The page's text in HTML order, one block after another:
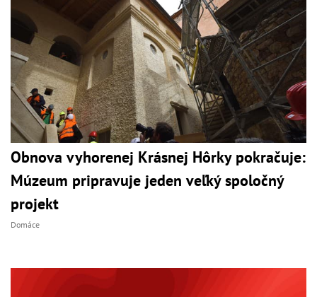
Obnova vyhorenej Krásnej Hôrky pokračuje:
Múzeum pripravuje jeden veľký spoločný
projekt
Domáce